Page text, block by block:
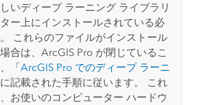
いディープ ラーニング ライブラリ
ー上にインストールされている必
これらのファイルがインストール
合は、ArcGIS Pro が閉じているこ
「ArcGIS Pro でのディープ ラーニ
に記載された手順に従います。 これ
お使いのコンピューター ハードウ